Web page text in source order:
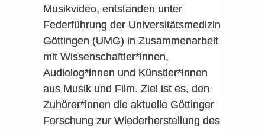
Musikvideo, entstanden unter
Federführung der Universitätsmedizin
Göttingen (UMG) in Zusammenarbeit
mit Wissenschaftler*innen,
Audiolog*innen und Künstler*innen
aus Musik und Film. Ziel ist es, den
Zuhörer*innen die aktuelle Göttinger
Forschung zur Wiederherstellung des